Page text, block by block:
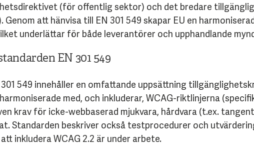
(för offentlig sektor) och det bredare
Genom att hänvisa till EN 301 549 skapar EU en
underlättar för både leverantörer och upphandlande
EN 301 549
549 innehåller en omfattande uppsättning
med, och inkluderar, WCAG-riktlinjerna
krav för icke-webbaserad mjukvara, hårdvara (t.ex.
Standarden beskriver också testprocedurer och
inkludera WCAG 2.2 är under arbete.